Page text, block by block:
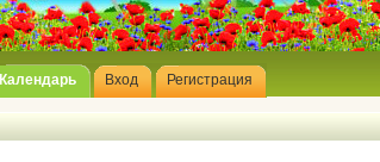
Календарь Вход Регистрация